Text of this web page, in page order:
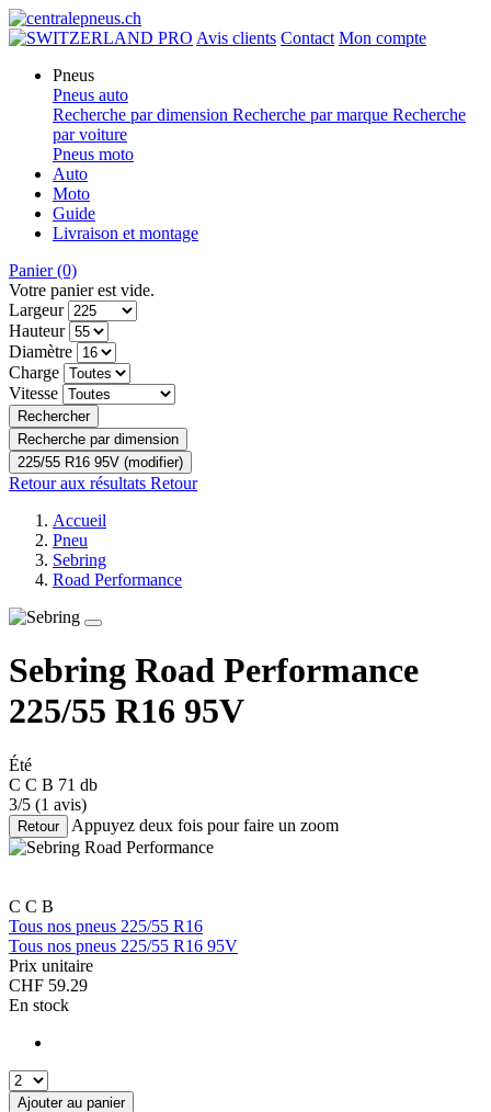
PRO Avis clients Contact Mon compte
Pneus
Pneus auto
Recherche par dimension Recherche par marque Recherche
par voiture
Pneus moto
Auto
Moto
Guide
Livraison et montage
Panier (0)
Votre panier est vide.
Largeur
Hauteur
Diamètre
Charge
Vitesse
Rechercher
Recherche par dimension
225/55 R16 95V (modifier)
Retour aux résultats Retour
Accueil
Pneu
Sebring
Road Performance
Sebring Road Performance
225/55 R16 95V
Été
C C B 71 db
3/5 (1 avis)
Retour Appuyez deux fois pour faire un zoom
C C B
Tous nos pneus 225/55 R16
Tous nos pneus 225/55 R16 95V
Prix unitaire
CHF 59.29
En stock
Ajouter au panier